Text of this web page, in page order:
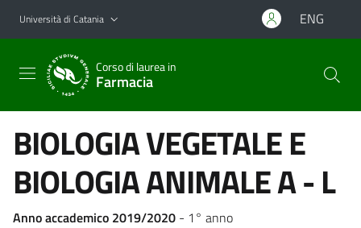
Vai al contenuto principale
Vai al menu di navigazione
Università di Catania ENG
Corso di laurea in
Farmacia
BIOLOGIA VEGETALE E
BIOLOGIA ANIMALE A - L
Anno accademico 2019/2020 - 1° anno